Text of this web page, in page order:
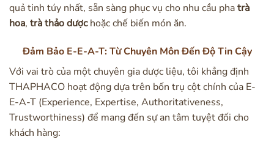
quả tinh túy nhất, sẵn sàng phục vụ cho nhu cầu phatrà
hoa, trà thảo dượchoặc chế biến món ăn.
Đảm Bảo E-E-A-T: Từ Chuyên Môn Đến Độ Tin Cậy
Với vai trò của một chuyên gia dược liệu, tôi khẳng định
THAPHACO hoạt động dựa trên bốn trụ cột chính của E-
E-A-T (Experience, Expertise, Authoritativeness,
Trustworthiness) để mang đến sự an tâm tuyệt đối cho
khách hàng: